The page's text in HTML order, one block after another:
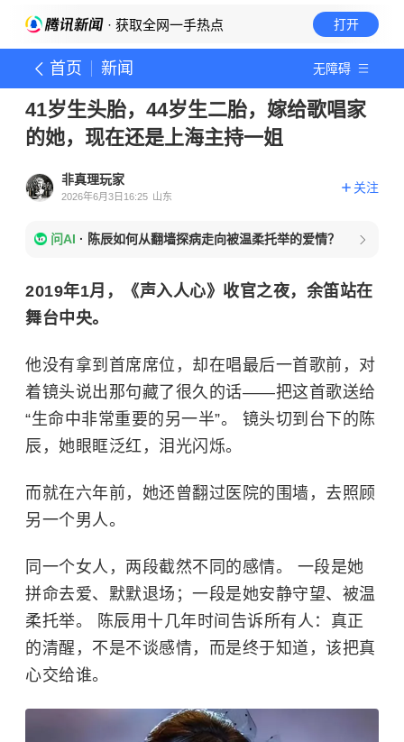
· 获取全网一手热点 打开
首页 新闻 无障碍
41岁生头胎，44岁生二胎，嫁给歌唱家
的她，现在还是上海主持一姐
非真理玩家
2026年6月3日16:25 山东
关注
问AI · 陈辰如何从翻墙探病走向被温柔托举的爱情？
2019年1月，《声入人心》收官之夜，余笛站在
舞台中央。
他没有拿到首席席位，却在唱最后一首歌前，对
着镜头说出那句藏了很久的话——把这首歌送给
“生命中非常重要的另一半”。 镜头切到台下的陈
辰，她眼眶泛红，泪光闪烁。
而就在六年前，她还曾翻过医院的围墙，去照顾
另一个男人。
同一个女人，两段截然不同的感情。 一段是她
拼命去爱、默默退场；一段是她安静守望、被温
柔托举。 陈辰用十几年时间告诉所有人：真正
的清醒，不是不谈感情，而是终于知道，该把真
心交给谁。